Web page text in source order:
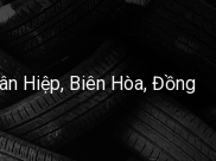
Hiệp, Biên Hòa, Đồng